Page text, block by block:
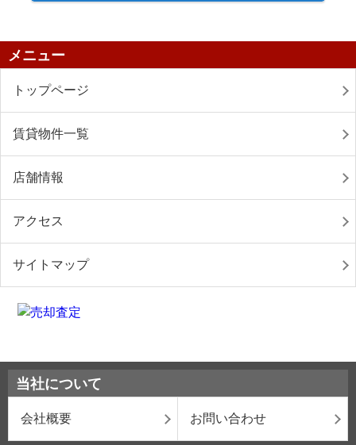
メニュー
トップページ
賃貸物件一覧
店舗情報
アクセス
サイトマップ
当社について
会社概要 お問い合わせ